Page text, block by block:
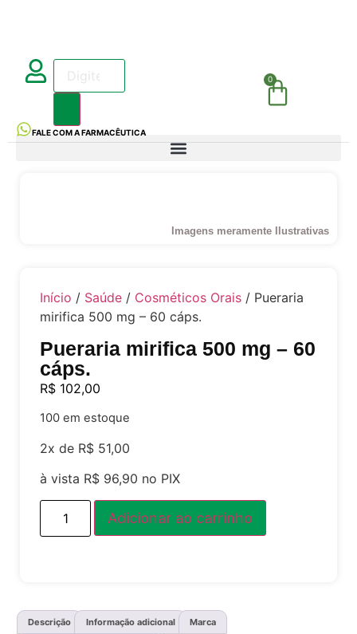
0
FALE COM A FARMACÊUTICA
Imagens meramente Ilustrativas
Início / Saúde / Cosméticos Orais / Pueraria
mirifica 500 mg – 60 cáps.
Pueraria mirifica 500 mg – 60
cáps.
R$ 102,00
100 em estoque
2x de R$ 51,00
à vista R$ 96,90 no PIX
Adicionar ao carrinho
Descrição Informação adicional Marca